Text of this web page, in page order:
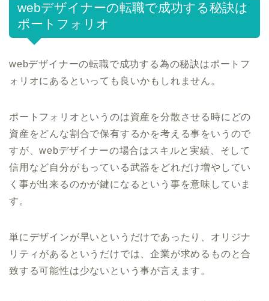
webデザイナーの転職で成功する秘訣は
ポートフォリオ
webデザイナーの転職で成功する為の秘訣はポートフ
ォリオにあるといっても良いかもしれません。
ポートフォリオというのは資産を分散させる時にどの
資産をどんな割合で保有するかを考える事をいうので
すが、webデザイナーの場合はスキルと実績、そして
信用など自分がもっている武器をどれだけ増やしてい
く事が出来るのかが鍵になるという事を意味していま
す。
単にデザインが早いというだけであったり、オリジナ
リティがあるというだけでは、企業が求めるものと合
致する可能性は少ないという事が言えます。